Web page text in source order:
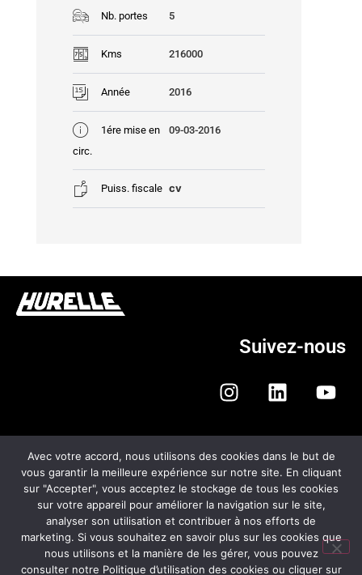
Nb. portes 5
Kms 216000
Année 2016
1ére mise en
circ.
09-03-2016
Puiss. fiscale cv
Suivez-nous
HURELLE AUTOMOBILES
CGV
MENTIONS LÉGALES
Avec votre accord, nous utilisons des cookies dans le but de
vous garantir la meilleure expérience sur notre site. En cliquant
sur "Accepter", vous acceptez le stockage de tous les cookies
sur votre appareil pour améliorer la navigation sur le site,
analyser son utilisation et contribuer à nos efforts de
marketing. Si vous souhaitez en savoir plus sur les cookies que
nous utilisons et la manière de les gérer, vous pouvez
consulter notre Politique d’utilisation des cookies ou cliquer sur